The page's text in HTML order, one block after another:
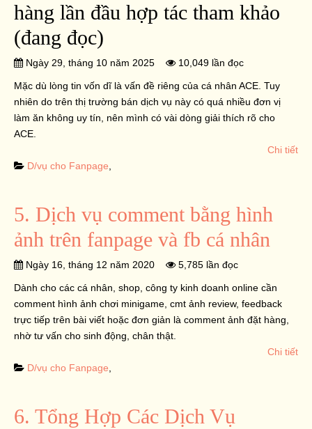
hàng lần đầu hợp tác tham khảo
(đang đọc)
Ngày 29, tháng 10 năm 2025 10,049 lần đọc
Mặc dù lòng tin vốn dĩ là vấn đề riêng của cá nhân ACE. Tuy
nhiên do trên thị trường bán dịch vụ này có quá nhiều đơn vị
làm ăn không uy tín, nên mình có vài dòng giải thích rõ cho
ACE.
Chi tiết
D/vụ cho Fanpage
5. Dịch vụ comment bằng hình
ảnh trên fanpage và fb cá nhân
Ngày 16, tháng 12 năm 2020 5,785 lần đọc
Dành cho các cá nhân, shop, công ty kinh doanh online cần
comment hình ảnh chơi minigame, cmt ảnh review, feedback
trực tiếp trên bài viết hoặc đơn giản là comment ảnh đặt hàng,
nhờ tư vấn cho sinh động, chân thật.
Chi tiết
D/vụ cho Fanpage
6. Tổng Hợp Các Dịch Vụ